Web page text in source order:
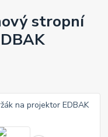
stropní